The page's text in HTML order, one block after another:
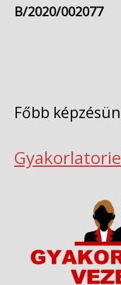
B/2020/002077
Főbb